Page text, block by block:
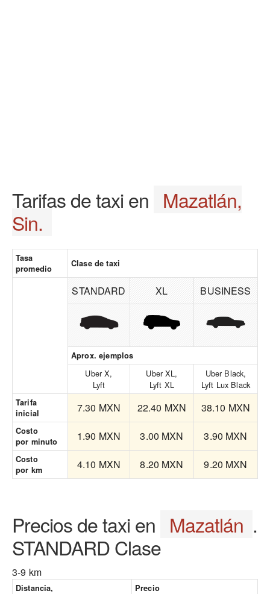
Tarifas de taxi en Mazatlán,
Sin.
Tasa
promedio
Clase de taxi
STANDARD XL BUSINESS
Aprox. ejemplos
Uber X,
Lyft
Uber XL,
Lyft XL
Uber Black,
Lyft Lux Black
Tarifa
inicial
7.30 MXN 22.40 MXN 38.10 MXN
Costo
por minuto
1.90 MXN 3.00 MXN 3.90 MXN
Costo
por km
4.10 MXN 8.20 MXN 9.20 MXN
Precios de taxi en Mazatlán .
STANDARD Clase
3-9 km
Distancia,
Precio